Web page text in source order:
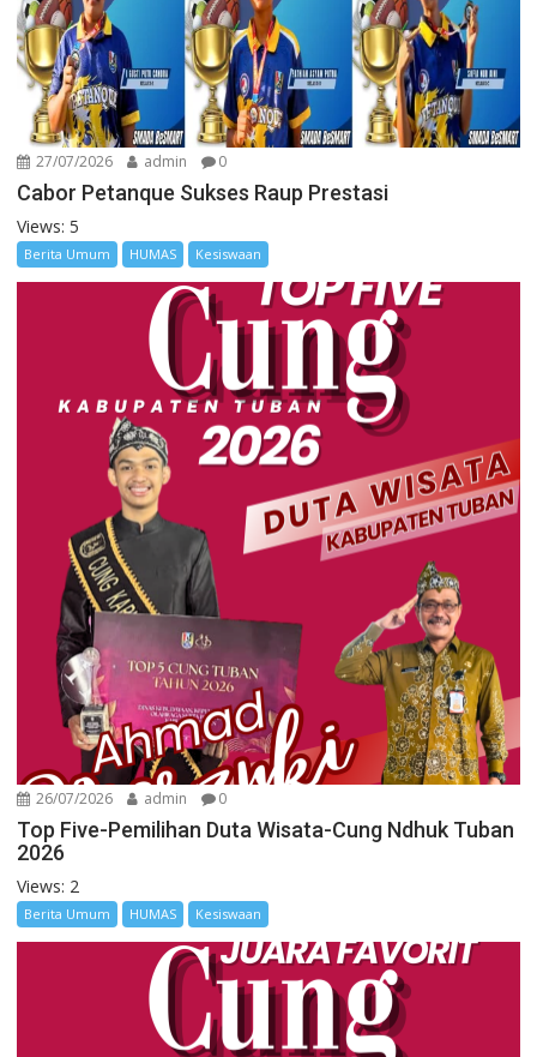
27/07/2026 admin 0
Cabor Petanque Sukses Raup Prestasi
Views: 5
Berita Umum HUMAS Kesiswaan
26/07/2026 admin 0
Top Five-Pemilihan Duta Wisata-Cung Ndhuk Tuban
2026
Views: 2
Berita Umum HUMAS Kesiswaan